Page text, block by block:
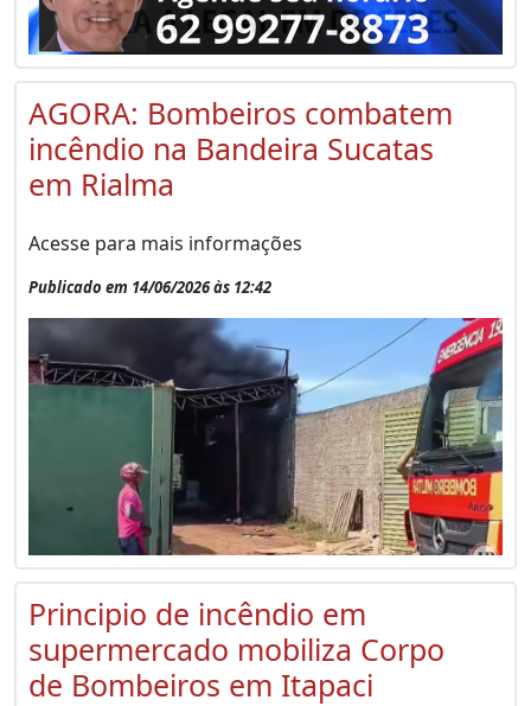
AGORA: Bombeiros combatem
incêndio na Bandeira Sucatas
em Rialma
Acesse para mais informações
Publicado em 14/06/2026 às 12:42
Principio de incêndio em
supermercado mobiliza Corpo
de Bombeiros em Itapaci